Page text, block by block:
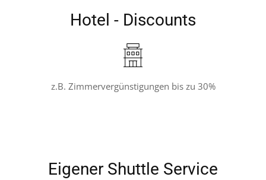
Hotel - Discounts
z.B. Zimmervergünstigungen bis zu 30%
Eigener Shuttle Service